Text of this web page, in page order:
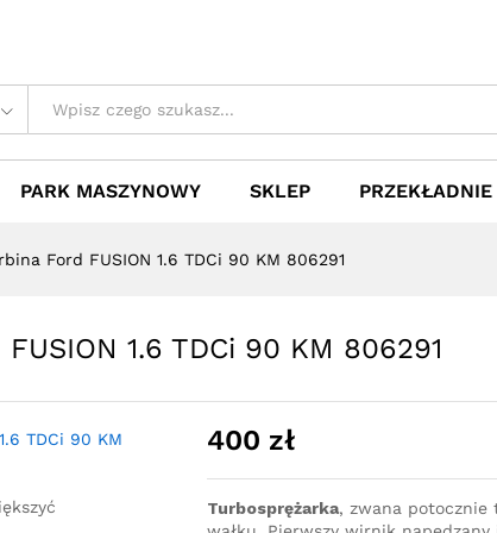
PARK MASZYNOWY SKLEP PRZEKŁADNIE
Ford FUSION 1.6 TDCi 90 KM 806291
1.6 TDCi 90 KM 806291
400 zł
Turbosprężarka, zwana potocznie
1.6 TDCi 90 KM 806291